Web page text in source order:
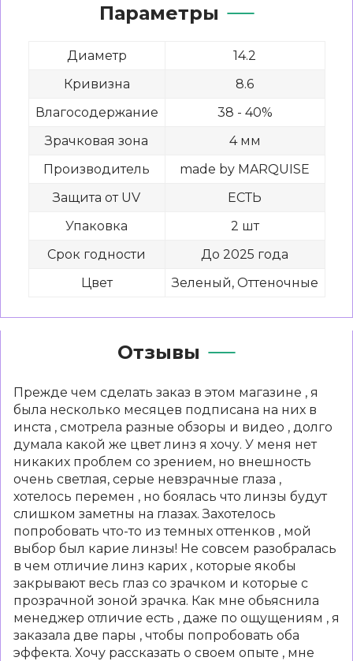
Параметры
Диаметр
14.2
Кривизна
8.6
Влагосодержание
38 - 40%
Зрачковая зона
4 мм
Производитель
made by MARQUISE
Защита от UV
ЕСТЬ
Упаковка
2 шт
Срок годности
До 2025 года
Цвет
Зеленый, Оттеночные
Отзывы
Прежде чем сделать заказ в этом магазине , я
была несколько месяцев подписана на них в
инста , смотрела разные обзоры и видео , долго
думала какой же цвет линз я хочу. У меня нет
никаких проблем со зрением, но внешность
очень светлая, серые невзрачные глаза ,
хотелось перемен , но боялась что линзы будут
слишком заметны на глазах. Захотелось
попробовать что-то из темных оттенков , мой
выбор был карие линзы! Не совсем разобралась
в чем отличие линз карих , которые якобы
закрывают весь глаз со зрачком и которые с
прозрачной зоной зрачка. Как мне обьяснила
менеджер отличие есть , даже по ощущениям , я
заказала две пары , чтобы попробовать оба
эффекта. Хочу рассказать о своем опыте , мне